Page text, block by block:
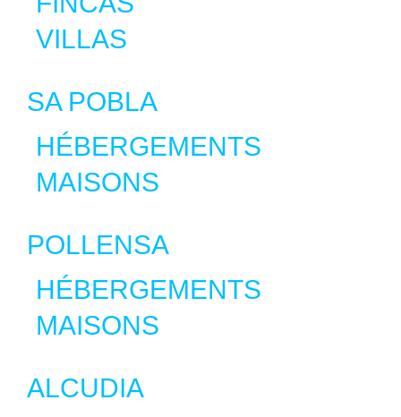
VILLAS
SA POBLA
HÉBERGEMENTS
MAISONS
POLLENSA
HÉBERGEMENTS
MAISONS
ALCUDIA